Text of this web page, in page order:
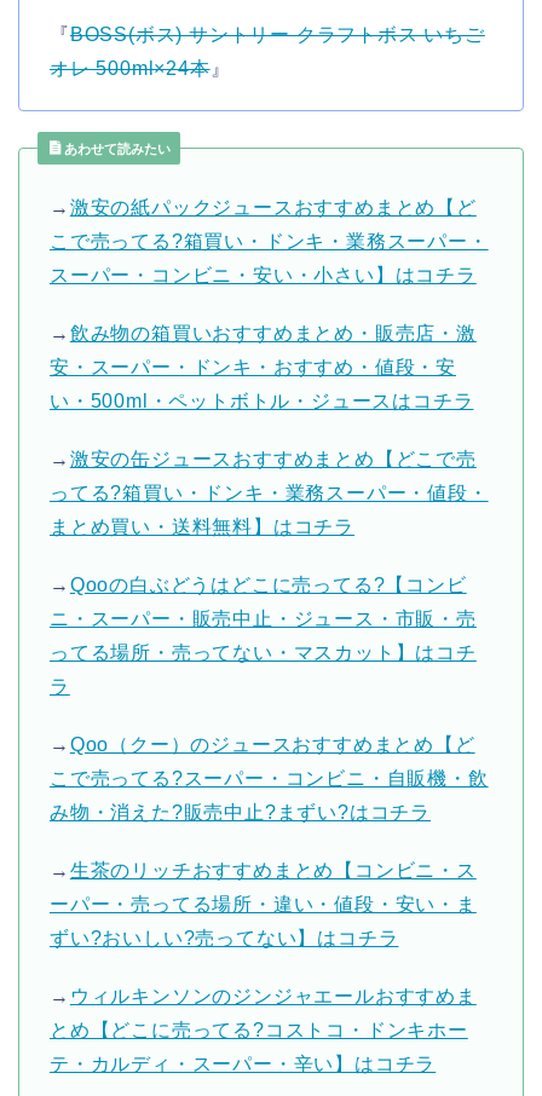
『BOSS(ボス) サントリー クラフトボス いちご
オレ 500ml×24本』
あわせて読みたい
→ 激安の紙パックジュースおすすめまとめ【ど
こで売ってる?箱買い・ドンキ・業務スーパー・
スーパー・コンビニ・安い・小さい】はコチラ
→ 飲み物の箱買いおすすめまとめ・販売店・激
安・スーパー・ドンキ・おすすめ・値段・安
い・500ml・ペットボトル・ジュースはコチラ
→ 激安の缶ジュースおすすめまとめ【どこで売
ってる?箱買い・ドンキ・業務スーパー・値段・
まとめ買い・送料無料】はコチラ
→ Qooの白ぶどうはどこに売ってる?【コンビ
ニ・スーパー・販売中止・ジュース・市販・売
ってる場所・売ってない・マスカット】はコチ
ラ
→ Qoo（クー）のジュースおすすめまとめ【ど
こで売ってる?スーパー・コンビニ・自販機・飲
み物・消えた?販売中止?まずい?はコチラ
→ 生茶のリッチおすすめまとめ【コンビニ・ス
ーパー・売ってる場所・違い・値段・安い・ま
ずい?おいしい?売ってない】はコチラ
→ ウィルキンソンのジンジャエールおすすめま
とめ【どこに売ってる?コストコ・ドンキホー
テ・カルディ・スーパー・辛い】はコチラ